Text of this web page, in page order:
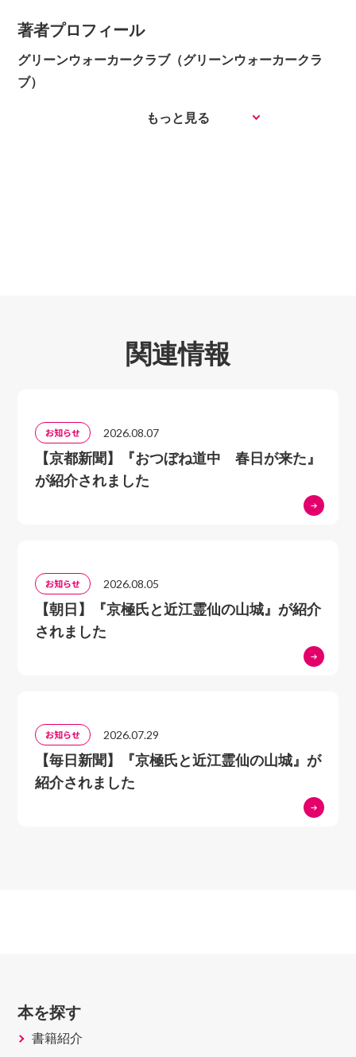
著者プロフィール
グリーンウォーカークラブ（グリーンウォーカークラ
ブ）
もっと見る
関連情報
お知らせ 2026.08.07
【京都新聞】『おつぼね道中 春日が来た』
が紹介されました
お知らせ 2026.08.05
【朝日】『京極氏と近江霊仙の山城』が紹介
されました
お知らせ 2026.07.29
【毎日新聞】『京極氏と近江霊仙の山城』が
紹介されました
本を探す
書籍紹介